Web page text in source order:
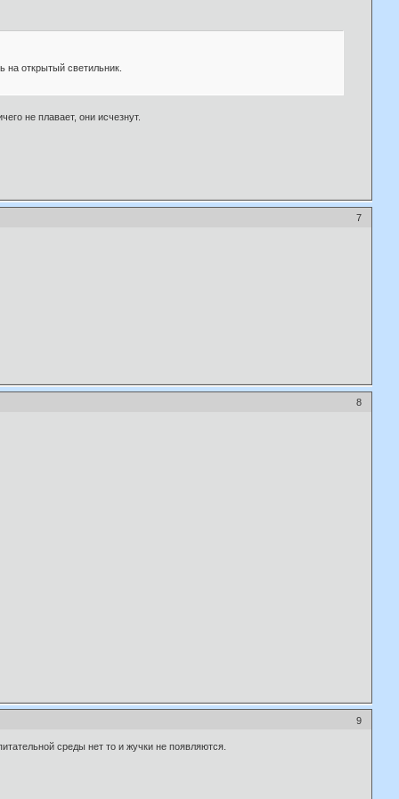
на открытый светильник.
не плавает, они исчезнут.
7
8
9
среды нет то и жучки не появляются.